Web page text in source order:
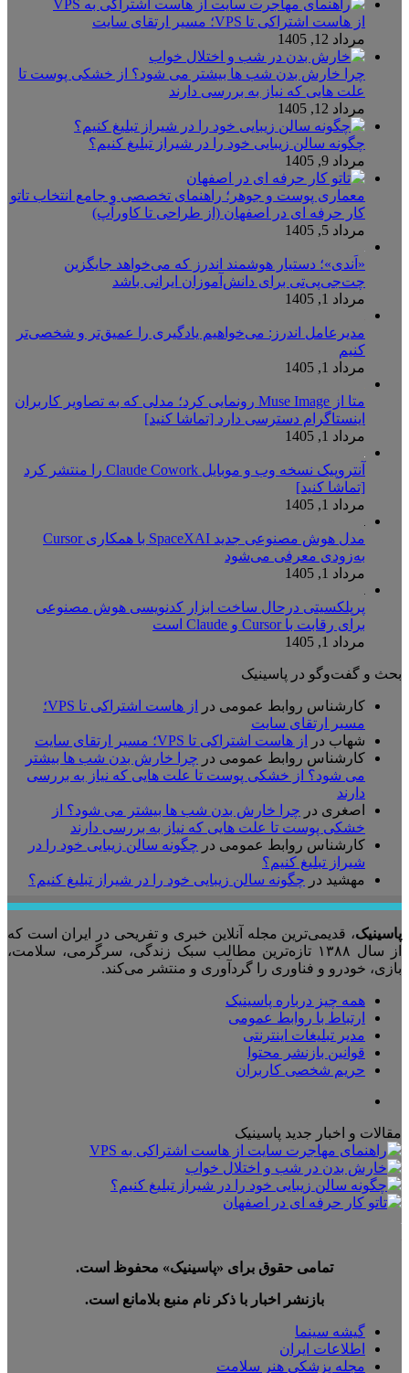
از هاست اشتراکی تا VPS؛ مسیر ارتقای سایت
مرداد 12, 1405
چرا خارش بدن شب ها بیشتر می شود؟ از خشکی پوست تا
علت هایی که نیاز به بررسی دارند
مرداد 12, 1405
چگونه سالن زیبایی خود را در شیراز تبلیغ کنیم؟
مرداد 9, 1405
معماری پوست و جوهر؛ راهنمای تخصصی و جامع انتخاب تاتو
کار حرفه ای در اصفهان (از طراحی تا کاورآپ)
مرداد 5, 1405
«اَندی»؛ دستیار هوشمند اندرز که می‌خواهد جایگزین
چت‌جی‌پی‌تی برای دانش‌آموزان ایرانی باشد
مرداد 1, 1405
مدیرعامل اندرز: می‌خواهیم یادگیری را عمیق‌تر و شخصی‌تر
کنیم
مرداد 1, 1405
متا از Muse Image رونمایی کرد؛ مدلی که به تصاویر کاربران
اینستاگرام دسترسی دارد [تماشا کنید]
مرداد 1, 1405
آنتروپیک نسخه وب و موبایل Claude Cowork را منتشر کرد
[تماشا کنید]
مرداد 1, 1405
مدل هوش مصنوعی جدید SpaceXAI با همکاری Cursor
به‌زودی معرفی می‌شود
مرداد 1, 1405
پرپلکسیتی درحال ساخت ابزار کدنویسی هوش مصنوعی
برای رقابت با Cursor و Claude است
مرداد 1, 1405
بحث و گفت‌وگو در پاسینیک
کارشناس روابط عمومی در
از هاست اشتراکی تا VPS؛
مسیر ارتقای سایت
شهاب در
از هاست اشتراکی تا VPS؛ مسیر ارتقای سایت
کارشناس روابط عمومی در چرا خارش بدن شب ها بیشتر
می شود؟ از خشکی پوست تا علت هایی که نیاز به بررسی
دارند
اصغری در چرا خارش بدن شب ها بیشتر می شود؟ از
خشکی پوست تا علت هایی که نیاز به بررسی دارند
کارشناس روابط عمومی در چگونه سالن زیبایی خود را در
شیراز تبلیغ کنیم؟
مهشید در چگونه سالن زیبایی خود را در شیراز تبلیغ کنیم؟
پاسینیک، قدیمی‌ترین مجله آنلاین خبری و تفریحی در ایران است که
از سال ۱۳۸۸ تازه‌ترین مطالب سبک زندگی، سرگرمی، سلامت،
بازی، خودرو و فناوری را گردآوری و منتشر می‌کند.
همه چیز درباره پاسینیک
ارتباط با روابط عمومی
مدیر تبلیغات اینترنتی
قوانین بازنشر محتوا
حریم شخصی کاربران
مقالات و اخبار جدید پاسینیک
تمامی حقوق برای «پاسینیک» محفوظ است.
بازنشر اخبار با ذکر نام منبع بلامانع است.
گیشه سینما
اطلاعات ایران
مجله پزشکی هنر سلامت